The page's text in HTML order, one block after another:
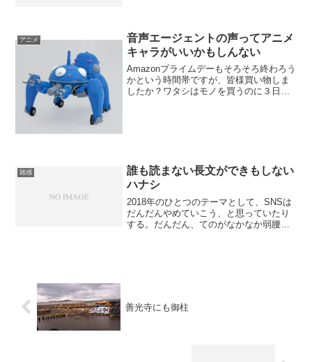
キャラクター...
アニメ
音声エージェントの声ってアニメ
キャラがいいかもしんない
Amazonプライムデーもそろそろ終わろう
かという時間帯ですが、皆様買い物しま
したか？ワタシはモノを買うのに３日ぐ
雑感
誰も読まない長文ができもしない
ハナシ
2018年のひとつのテーマとして、SNSは
だんだんやめていこう、と思っていたり
する。だんだん、てのがなかなか弱腰で
善光寺にも御柱